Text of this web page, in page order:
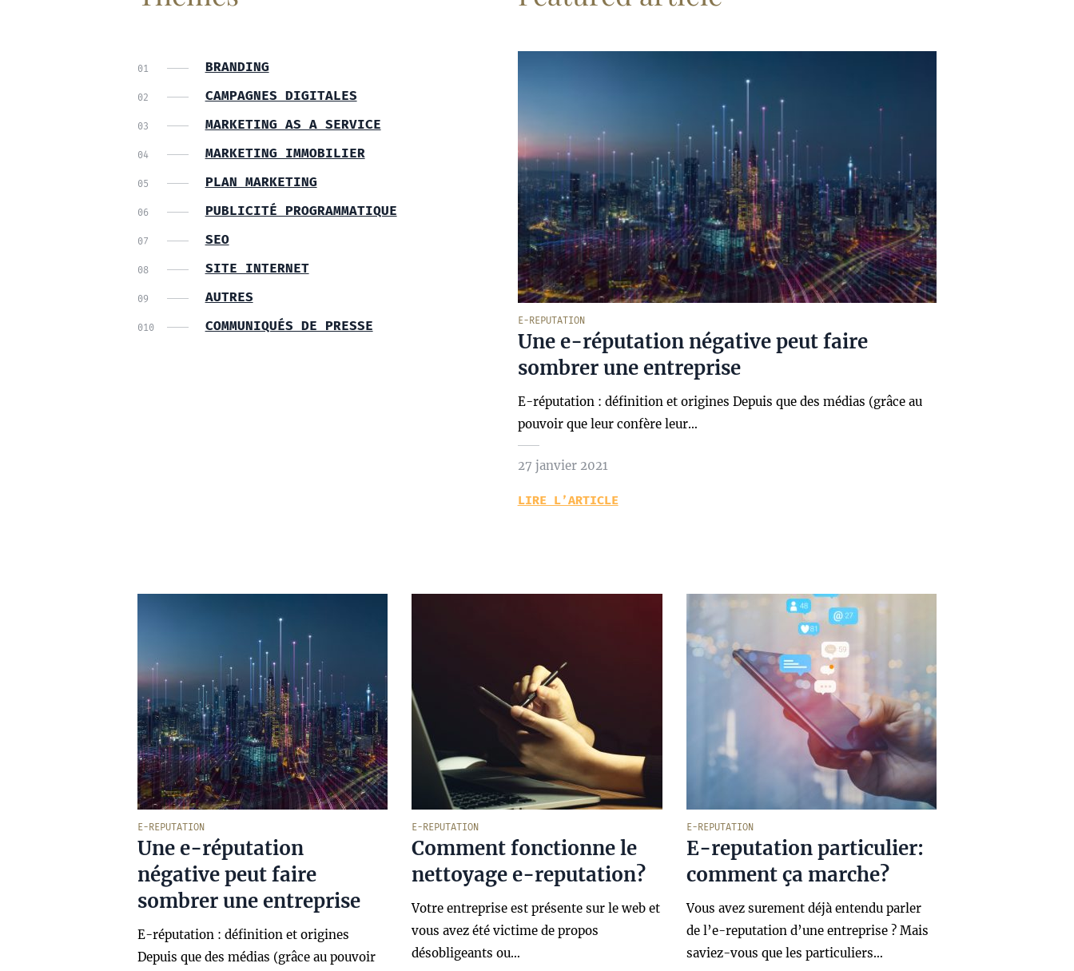
BRANDING
CAMPAGNES DIGITALES
MARKETING AS A SERVICE
MARKETING IMMOBILIER
PLAN MARKETING
PUBLICITÉ PROGRAMMATIQUE
SEO
SITE INTERNET
AUTRES
COMMUNIQUÉS DE PRESSE
E-REPUTATION
Une e-réputation négative peut faire
sombrer une entreprise
E-réputation : définition et origines Depuis que des médias (grâce au
pouvoir que leur confère leur…
27 janvier 2021
LIRE L’ARTICLE
E-REPUTATION
Une e-réputation
négative peut faire
sombrer une entreprise
E-réputation : définition et origines
Depuis que des médias (grâce au pouvoir
E-REPUTATION
Comment fonctionne le
nettoyage e-reputation?
Votre entreprise est présente sur le web et
vous avez été victime de propos
désobligeants ou…
E-REPUTATION
E-reputation particulier:
comment ça marche?
Vous avez surement déjà entendu parler
de l’e-reputation d’une entreprise ? Mais
saviez-vous que les particuliers…